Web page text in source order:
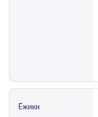
Ёжики